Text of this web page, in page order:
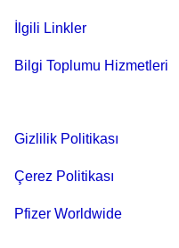
İlgili Linkler
Bilgi Toplumu Hizmetleri
Gizlilik Politikası
Çerez Politikası
Pfizer Worldwide